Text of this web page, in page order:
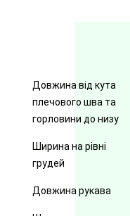
Довжина від кута
плечового шва та
горловини до низу
Ширина на рівні
грудей
Довжина рукава